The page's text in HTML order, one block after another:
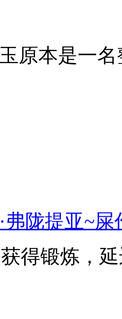
原本是一名
弗陇提亚~
得锻炼，